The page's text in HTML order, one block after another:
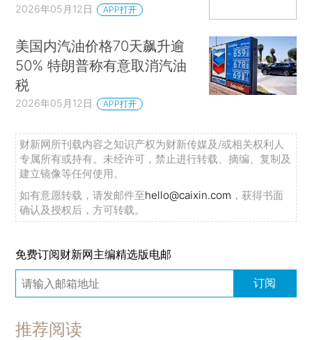
2026年05月12日 APP打开
美国内汽油价格70天飙升逾
50% 特朗普称有意取消汽油
税
2026年05月12日 APP打开
财新网所刊载内容之知识产权为财新传媒及/或相关权利人
专属所有或持有。未经许可，禁止进行转载、摘编、复制及
建立镜像等任何使用。
如有意愿转载，请发邮件至hello@caixin.com ，获得书面
确认及授权后，方可转载。
免费订阅财新网主编精选版电邮
订阅
推荐阅读